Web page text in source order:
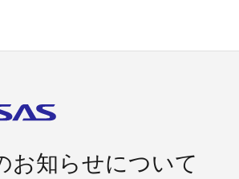
お知らせについて